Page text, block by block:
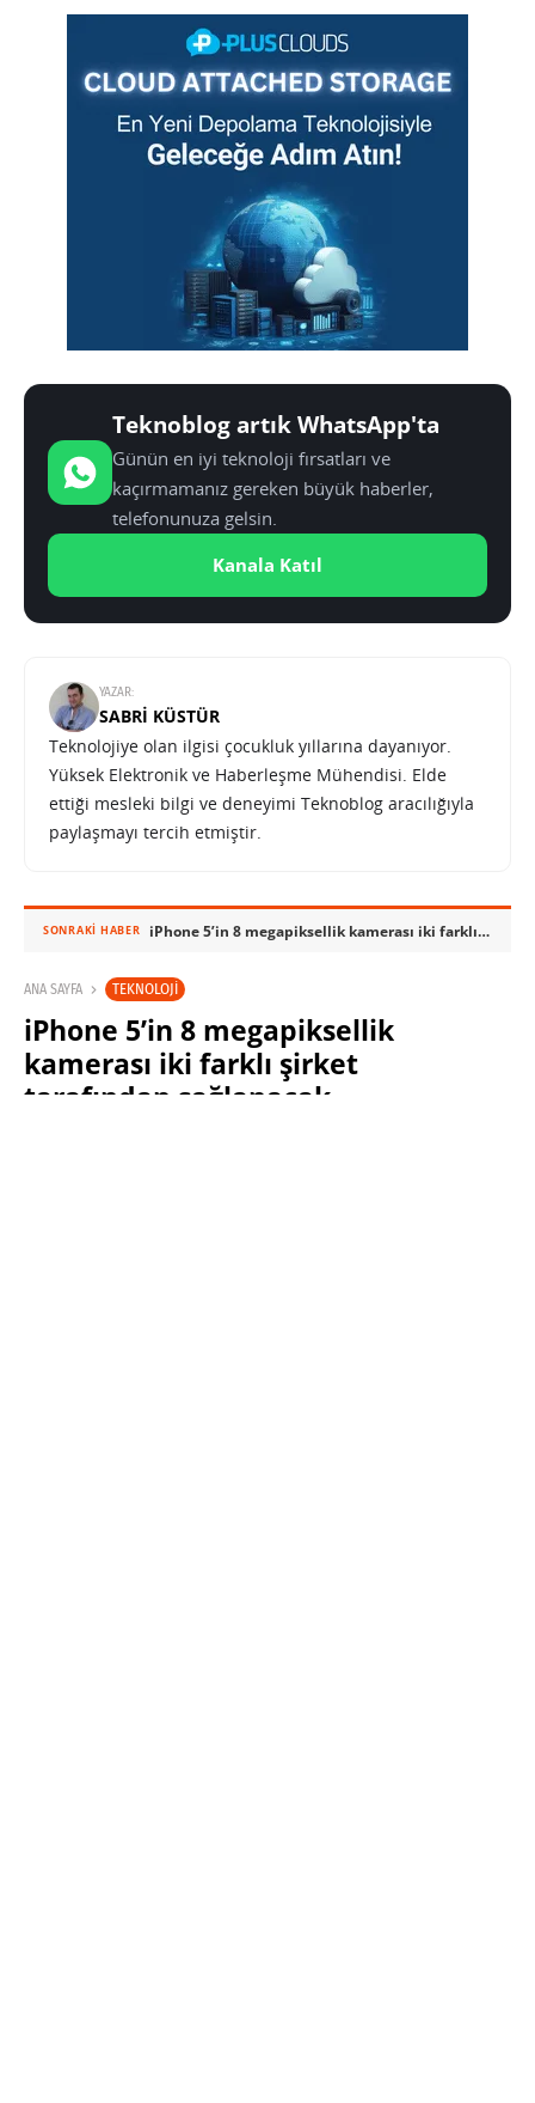
Teknoblog artık WhatsApp'ta
Günün en iyi teknoloji fırsatları ve
kaçırmamanız gereken büyük haberler,
telefonunuza gelsin.
Kanala Katıl
YAZAR:
SABRI KÜSTÜR
Teknolojiye olan ilgisi çocukluk yıllarına dayanıyor.
Yüksek Elektronik ve Haberleşme Mühendisi. Elde
ettiği mesleki bilgi ve deneyimi Teknoblog aracılığıyla
paylaşmayı tercih etmiştir.
SONRAKI HABER iPhone 5’in 8 megapiksellik kamerası iki farklı şirket tarafından sağlanacak
ANA SAYFA TEKNOLOJI
iPhone 5’in 8 megapiksellik
kamerası iki farklı şirket
tarafından sağlanacak